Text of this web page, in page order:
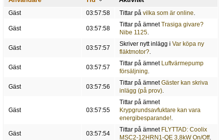
Gäst 03:57:58 Tittar på vilka som är online.
Gäst 03:57:58
Tittar på ämnetTrasiga givare?
Nibe 1125.
Gäst 03:57:57
Skriver nytt inlägg i Var köpa ny
fläktmotor?.
Gäst 03:57:57
Tittar på ämnet Luftvärmepump
försäljning.
Gäst 03:57:56
Tittar på ämnetGäster kan skriva
inlägg (på prov).
Gäst 03:57:55
Tittar på ämnet
Krypgrundsavfuktare kan vara
energibesparande!.
Gäst 03:57:54
Tittar på ämnet FLYTTAD: Coolix
MSC2-12HRN1-QE 3,8kW On/Off.